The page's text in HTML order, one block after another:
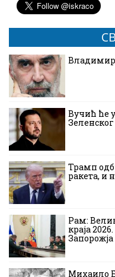
Владимир
Вучић ће
Зеленског
Трамп
ракета, и
Рам:
краја
Запорожја
Михаило